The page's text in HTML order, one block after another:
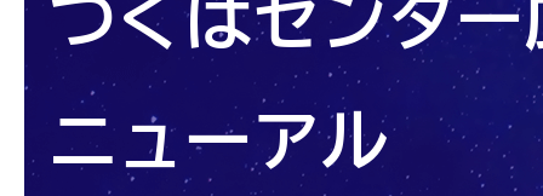
つくばセンタ
ニューアル